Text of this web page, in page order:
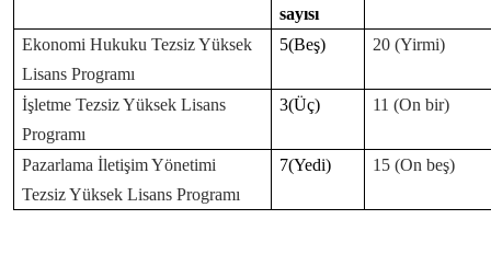
sayısı
Ekonomi Hukuku Tezsiz Yüksek
Lisans Programı
5(Beş) 20 (Yirmi)
İşletme Tezsiz Yüksek Lisans
Programı
3(Üç) 11 (On bir)
Pazarlama İletişim Yönetimi
Tezsiz Yüksek Lisans Programı
7(Yedi) 15 (On beş)